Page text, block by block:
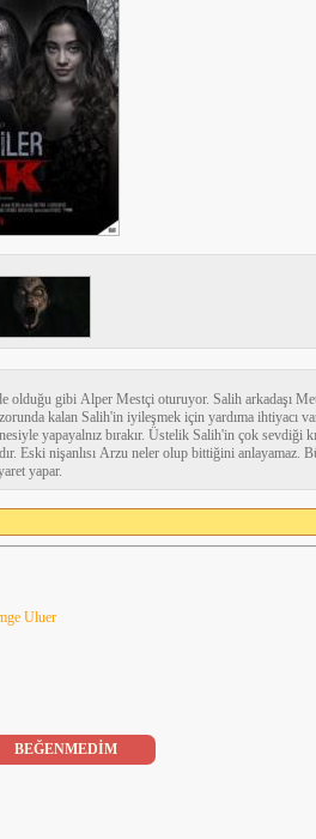
gibi Alper Mestçi oturuyor. Salih arkadaşı
kalan Salih'in iyileşmek için yardıma ihtiyacı
yapayalnız bırakır. Üstelik Salih'in çok sevdiği
Eski nişanlısı Arzu neler olup bittiğini anlayamaz.
yapar.
Uluer
BEĞENMEDİM